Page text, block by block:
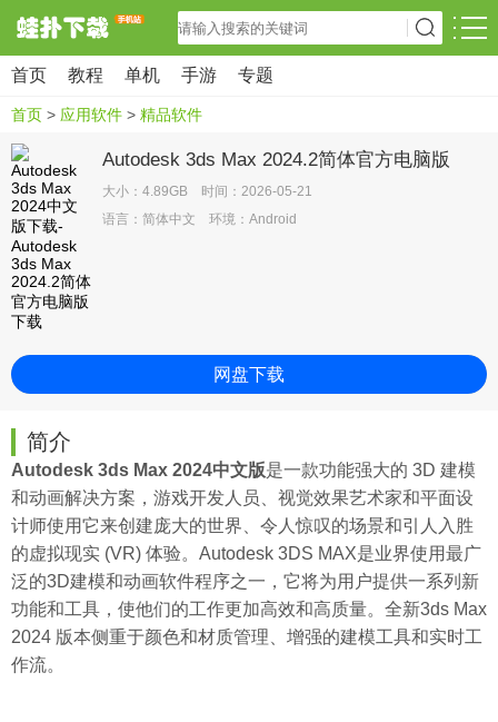
首页 教程 单机 手游 专题
首页 > 应用软件 > 精品软件
Autodesk 3ds Max 2024.2简体官方电脑版
大小：4.89GB 时间：2026-05-21
语言：简体中文 环境：Android
网盘下载
简介
Autodesk 3ds Max 2024中文版是一款功能强大的 3D 建模
和动画解决方案，游戏开发人员、视觉效果艺术家和平面设
计师使用它来创建庞大的世界、令人惊叹的场景和引人入胜
的虚拟现实 (VR) 体验。Autodesk 3DS MAX是业界使用最广
泛的3D建模和动画软件程序之一，它将为用户提供一系列新
功能和工具，使他们的工作更加高效和高质量。全新3ds Max
2024 版本侧重于颜色和材质管理、增强的建模工具和实时工
作流。